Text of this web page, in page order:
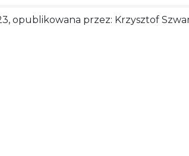
opublikowana przez: Krzysztof